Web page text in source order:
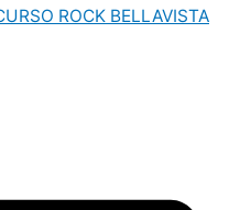
ROCK BELLAVISTA